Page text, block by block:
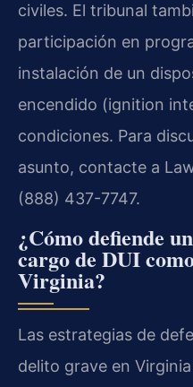
civiles. El tribunal
participación en
instalación de un
encendido (ignition
condiciones. Para
asunto, contacte a
(888) 437-7747.
¿Cómo defiende
cargo de DUI
Virginia?
Las estrategias de
delito grave en